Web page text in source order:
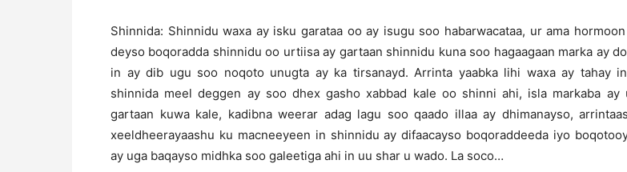
Shinnida: Shinnidu waxa ay isku garataa oo ay isugu soo habarwacataa, ur ama
deyso boqoradda shinnidu oo urtiisa ay gartaan shinnidu kuna soo hagaagaan marka ay
in ay dib ugu soo noqoto unugta ay ka tirsanayd. Arrinta yaabka lihi waxa ay tahay
shinnida meel deggen ay soo dhex gasho xabbad kale oo shinni ahi, isla markaba ay
gartaan kuwa kale, kadibna weerar adag lagu soo qaado illaa ay dhimanayso,
xeeldheerayaashu ku macneeyeen in shinnidu ay difaacayso boqoraddeeda iyo
ay uga baqayso midhka soo galeetiga ahi in uu shar u wado. La soco…